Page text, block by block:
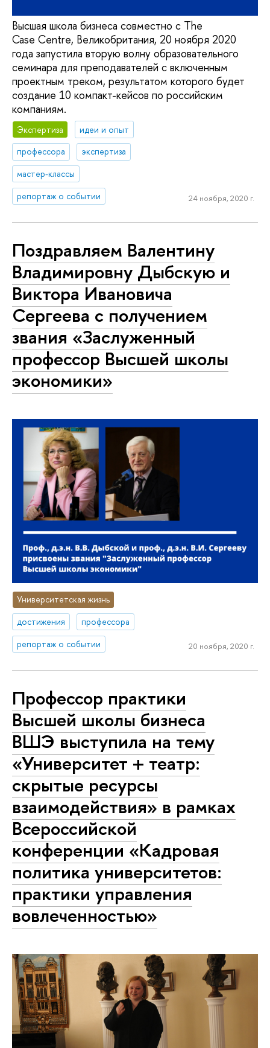
Высшая школа бизнеса совместно с The
Case Centre, Великобритания, 20 ноября 2020
года запустила вторую волну образовательного
семинара для преподавателей с включенным
проектным треком, результатом которого будет
создание 10 компакт-кейсов по российским
компаниям.
Экспертиза
идеи и опыт
профессора
экспертиза
мастер-классы
репортаж о событии
24 ноября, 2020 г.
Поздравляем Валентину
Владимировну Дыбскую и
Виктора Ивановича
Сергеева с получением
звания «Заслуженный
профессор Высшей школы
экономики»
Университетская жизнь
достижения
профессора
репортаж о событии
20 ноября, 2020 г.
Профессор практики
Высшей школы бизнеса
ВШЭ выступила на тему
«Университет + театр:
скрытые ресурсы
взаимодействия» в рамках
Всероссийской
конференции «Кадровая
политика университетов:
практики управления
вовлеченностью»